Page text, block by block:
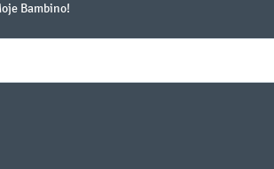
Bambino!